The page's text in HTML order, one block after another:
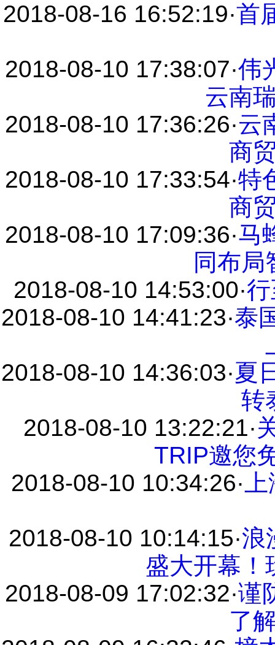
2018-08-16 16:52:19·首
2018-08-10 17:38:07·伟
云南
2018-08-10 17:36:26·云
商
2018-08-10 17:33:54·特
商
2018-08-10 17:09:36·马
同布局
2018-08-10 14:53:00·
2018-08-10 14:41:23·泰
2018-08-10 14:36:03·夏
转
2018-08-10 13:22:21·
TRIP邀您
2018-08-10 10:34:26·
2018-08-10 10:14:15·浪
盛大开幕！
2018-08-09 17:02:32·谨
了